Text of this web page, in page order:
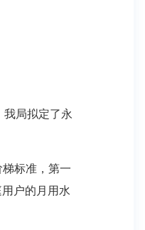
局拟定了永
标准，第一
户的月用水